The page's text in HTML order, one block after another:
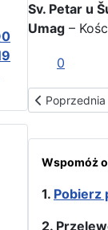
Sv. Petar u
Umag –
0
Poprzednia
Poprzednia
Wspomóż
1. Pobierz
2.